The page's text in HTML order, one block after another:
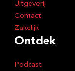
Uitgeverij
Contact
Zakelijk
Ontdek
Podcast